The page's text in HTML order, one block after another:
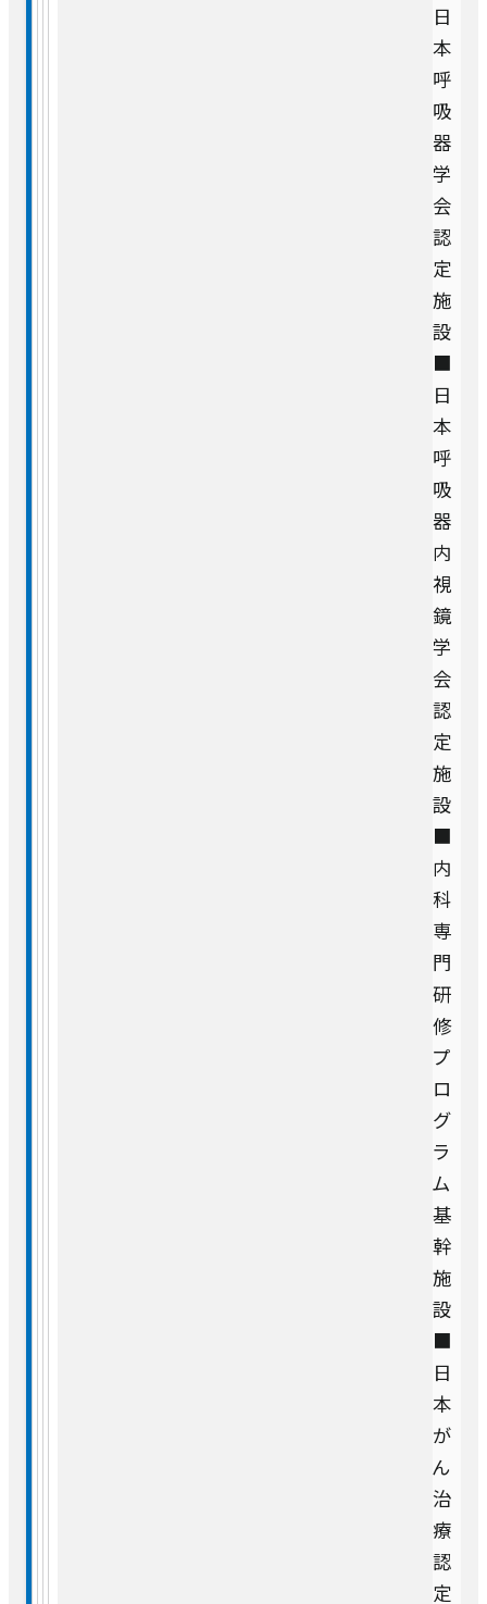
日
本
呼
吸
器
学
会
認
定
施
設
■
日
本
呼
吸
器
内
視
鏡
学
会
認
定
施
設
■
内
科
専
門
研
修
プ
ロ
グ
ラ
ム
基
幹
施
設
■
日
本
が
ん
治
療
認
定